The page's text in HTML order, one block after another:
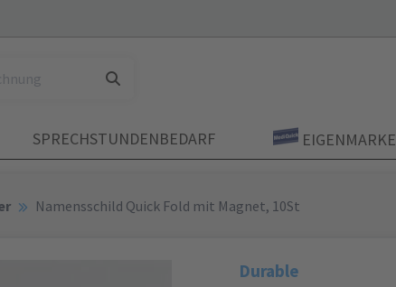
SPRECHSTUNDENBEDARF EIGENMARKE
Namensschild Quick Fold mit Magnet, 10St
Durable